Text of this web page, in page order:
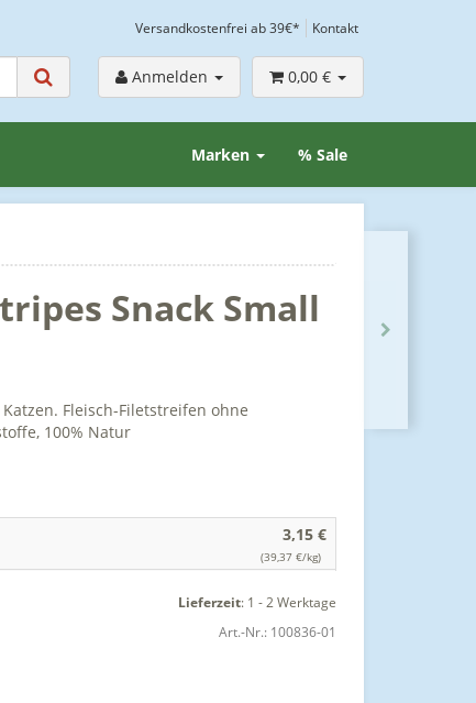
Versandkostenfrei ab 39€* Kontakt
Anmelden 0,00 €
% Sale
Marken
Snack Small
Fleisch-Filetstreifen ohne
100% Natur
3,15 €
(39,37 €/kg)
Lieferzeit: 1 - 2 Werktage
Art.-Nr.: 100836-01